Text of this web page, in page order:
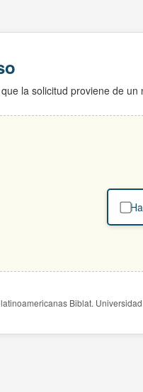
la solicitud proviene de un
Biblat.